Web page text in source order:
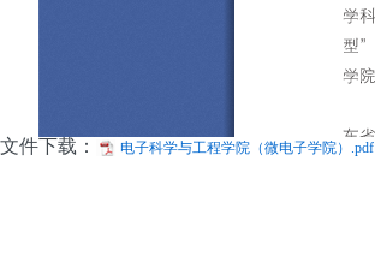
文件下载： 电子科学与工程学院（微电子学院）.pdf